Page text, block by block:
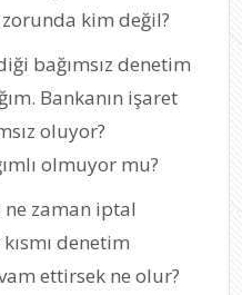
kim değil?
bağımsız denetim
Bankanın işaret
oluyor?
olmuyor mu?
ne zaman iptal
denetim
ettirsek ne olur?